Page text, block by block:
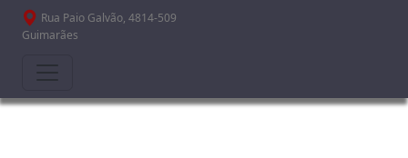
Passar para o conteúdo principal
Rua Paio Galvão, 4814-509
Guimarães